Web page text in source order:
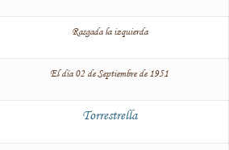
Rasgada la izquierda
El día 02 de Septiembre de 1951
Torrestrella